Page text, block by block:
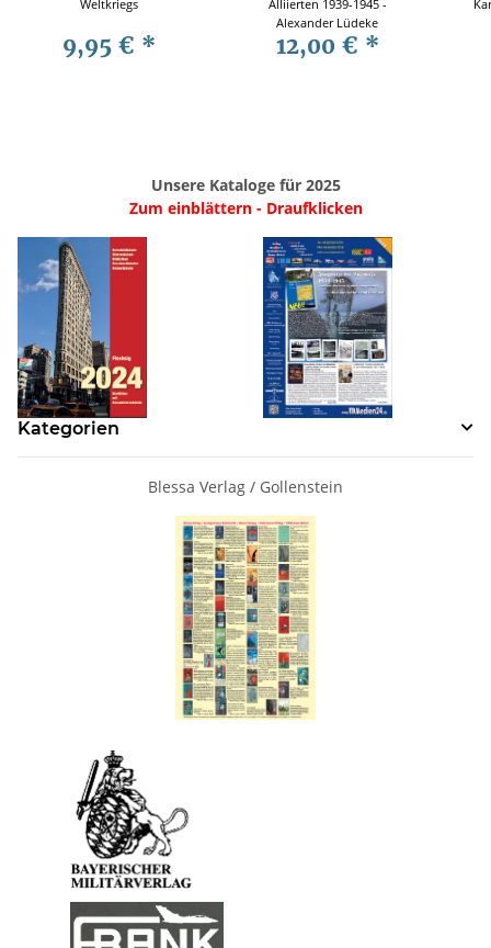
Weltkriegs
9,95 € *
Alliierten 1939-1945 -
Alexander Lüdeke
12,00 € *
Unsere Kataloge für 2025
Zum einblättern - Draufklicken
Kategorien
Blessa Verlag / Gollenstein